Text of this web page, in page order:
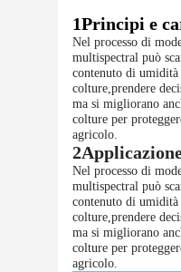
1Principi e
Nel processo di
multispectral può
contenuto di
colture,prendere
ma si migliorano
colture per
agricolo.
Nel processo di
multispectral può
contenuto di
colture,prendere
ma si migliorano
colture per
agricolo.